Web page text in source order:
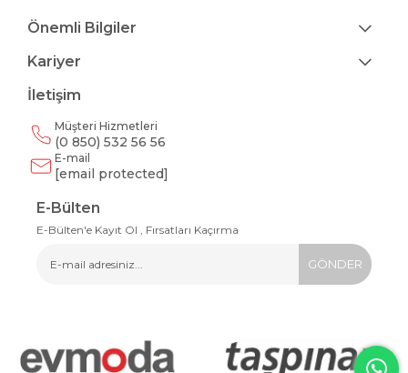
Önemli Bilgiler
Kariyer
İletişim
Müşteri Hizmetleri
(0 850) 532 56 56
E-mail
[email protected]
E-Bülten
E-Bülten'e Kayıt Ol , Fırsatları Kaçırma
GÖNDER